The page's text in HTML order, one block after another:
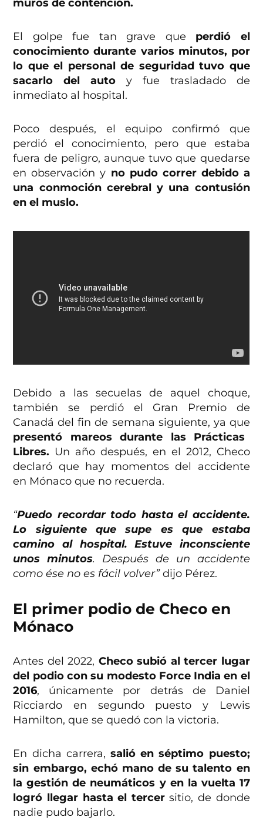
muros de contención.
El golpe fue tan grave que perdió el
conocimiento durante varios minutos, por
lo que el personal de seguridad tuvo que
sacarlo del auto y fue trasladado de
inmediato al hospital.
Poco después, el equipo confirmó que
perdió el conocimiento, pero que estaba
fuera de peligro, aunque tuvo que quedarse
en observación y no pudo correr debido a
una conmoción cerebral y una contusión
en el muslo.
Debido a las secuelas de aquel choque,
también se perdió el Gran Premio de
Canadá del fin de semana siguiente, ya que
presentó mareos durante las Prácticas
Libres. Un año después, en el 2012, Checo
declaró que hay momentos del accidente
en Mónaco que no recuerda.
“Puedo recordar todo hasta el accidente.
Lo siguiente que supe es que estaba
camino al hospital. Estuve inconsciente
unos minutos. Después de un accidente
como ése no es fácil volver”dijo Pérez.
El primer podio de Checo en
Mónaco
Antes del 2022, Checo subió al tercer lugar
del podio con su modesto Force India en el
2016, únicamente por detrás de Daniel
Ricciardo en segundo puesto y Lewis
Hamilton, que se quedó con la victoria.
En dicha carrera, salió en séptimo puesto;
sin embargo, echó mano de su talento en
la gestión de neumáticos y en la vuelta 17
logró llegar hasta el tercersitio, de donde
nadie pudo bajarlo.